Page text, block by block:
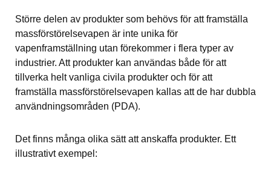
Större delen av produkter som behövs för att framställa
massförstörelsevapen är inte unika för
vapenframställning utan förekommer i flera typer av
industrier. Att produkter kan användas både för att
tillverka helt vanliga civila produkter och för att
framställa massförstörelsevapen kallas att de har dubbla
användningsområden (PDA).
Det finns många olika sätt att anskaffa produkter. Ett
illustrativt exempel: